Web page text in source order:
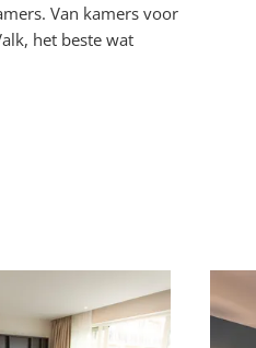
Van kamers voor
het beste wat